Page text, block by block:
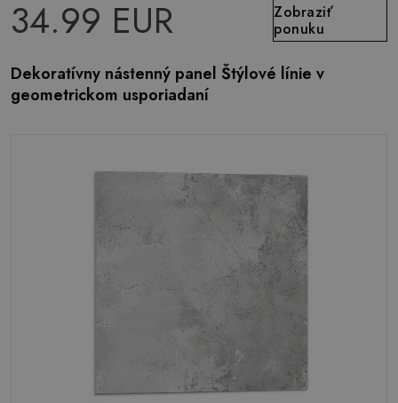
34.99 EUR
Zobraziť
ponuku
Dekoratívny nástenný panel Štýlové línie v
geometrickom usporiadaní